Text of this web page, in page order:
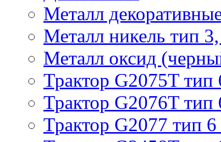
Металл
Металл никель тип
Металл оксид
Трактор G2075T тип
Трактор G2076T тип
Трактор G2077 тип 6